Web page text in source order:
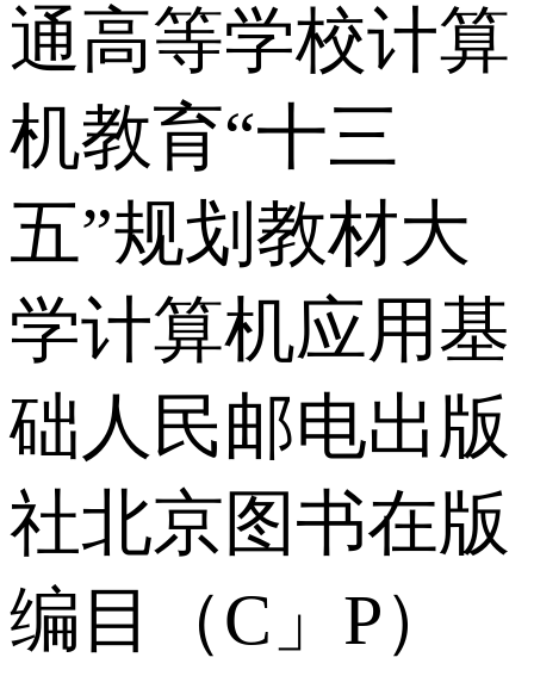
通高等学校计算
机教育“十三
五”规划教材大
学计算机应用基
础人民邮电出版
社北京图书在版
编目（C」P）